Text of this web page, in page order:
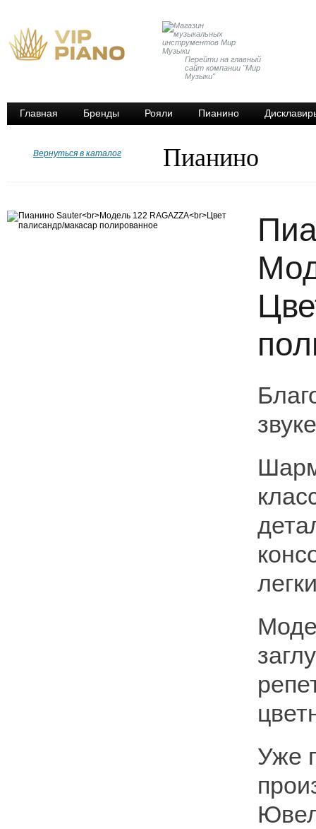
Перейти на главный
сайт компании "Мир
Музыки"
Главная Бренды Рояли Пианино
Вернуться в каталог Пианино
Уже